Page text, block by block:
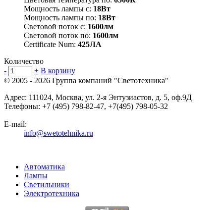
Мощность лампы с: 18Вт
Мощность лампы по: 18Вт
Световой поток с: 1600лм
Световой поток по: 1600лм
Certificate Num: 425ЛА
Количество
-
+ В корзину
© 2005 - 2026 Группа компаний "Светотехника"
Адрес: 111024, Москва, ул. 2-я Энтузиастов, д. 5, оф.9Д
Телефоны: +7 (495) 798-82-47, +7(495) 798-05-32
E-mail:
info@swetotehnika.ru
Автоматика
Лампы
Светильники
Электротехника